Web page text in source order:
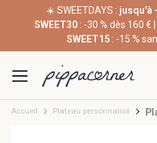
☀️ SWEETDAYS : jusqu'à
SWEET30: -30 % dès 160 € |
SWEET15 : -15 %
Accueil Plateau personnalisé